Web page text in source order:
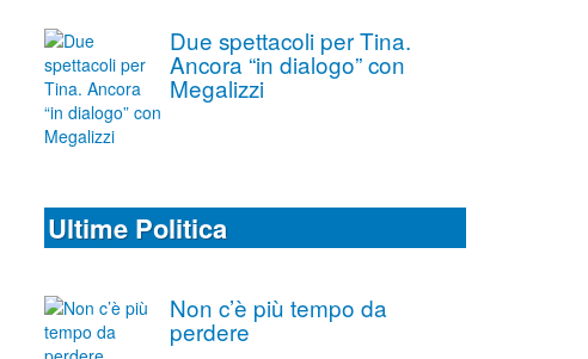
Due spettacoli per Tina.
Ancora “in dialogo” con
Megalizzi
Ultime Politica
Non c’è più tempo da
perdere